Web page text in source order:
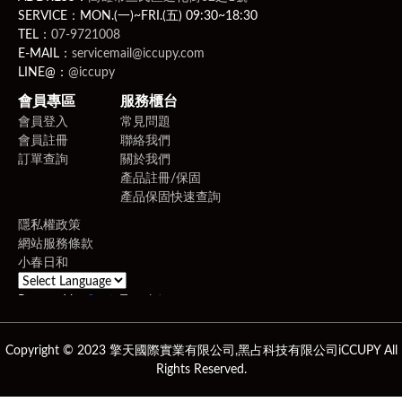
SERVICE：MON.(一)~FRI.(五) 09:30~18:30
TEL： 07-9721008
E-MAIL： servicemail@iccupy.com
LINE@： @iccupy
會員專區
會員登入
會員註冊
訂單查詢
服務櫃台
常見問題
聯絡我們
關於我們
產品註冊/保固
產品保固快速查詢
隱私權政策
網站服務條款
小春日和
Copyright © 2023 擎天國際實業有限公司,黑占科技有限公司iCCUPY All
Rights Reserved.